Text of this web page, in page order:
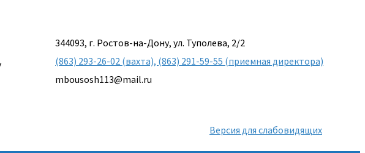
344093, г. Ростов-на-Дону, ул. Туполева, 2/2
(863) 293-26-02 (вахта), (863) 291-59-55 (приемная директора)
mbousosh113@mail.ru
Версия для слабовидящих